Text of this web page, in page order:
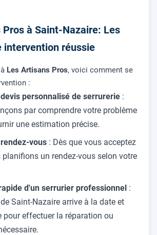
à Saint-Nazaire: Les
intervention réussie
Les Artisans Pros, voici comment se
:
personnalisé de serrurerie :
par comprendre votre problème
une estimation précise.
vous : Dès que vous acceptez
planifions un rendez-vous selon votre
d'un serrurier professionnel :
Saint-Nazaire arrive à la date et
pour effectuer la réparation ou